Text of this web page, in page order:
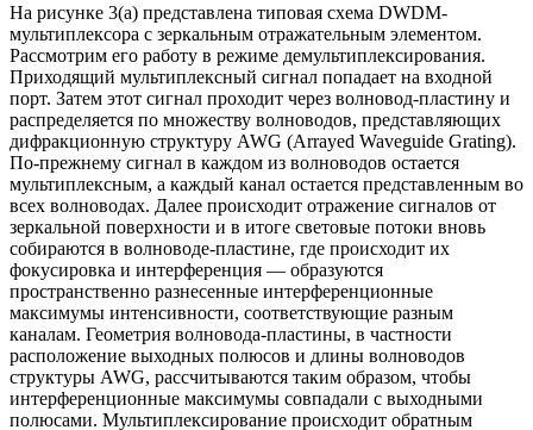
На рисунке 3(а) представлена типовая схема DWDM-
мультиплексора с зеркальным отражательным элементом.
Рассмотрим его работу в режиме демультиплексирования.
Приходящий мультиплексный сигнал попадает на входной
порт. Затем этот сигнал проходит через волновод-пластину и
распределяется по множеству волноводов, представляющих
дифракционную структуру AWG (Arrayed Waveguide Grating).
По-прежнему сигнал в каждом из волноводов остается
мультиплексным, а каждый канал остается представленным во
всех волноводах. Далее происходит отражение сигналов от
зеркальной поверхности и в итоге световые потоки вновь
собираются в волноводе-пластине, где происходит их
фокусировка и интерференция — образуются
пространственно разнесенные интерференционные
максимумы интенсивности, соответствующие разным
каналам. Геометрия волновода-пластины, в частности
расположение выходных полюсов и длины волноводов
структуры AWG, рассчитываются таким образом, чтобы
интерференционные максимумы совпадали с выходными
полюсами. Мультиплексирование происходит обратным